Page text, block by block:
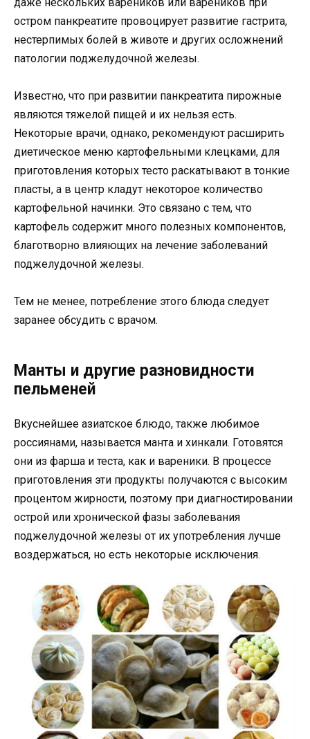
остром панкреатите провоцирует развитие гастрита,
нестерпимых болей в животе и других осложнений
патологии поджелудочной железы.
Известно, что при развитии панкреатита пирожные
являются тяжелой пищей и их нельзя есть.
Некоторые врачи, однако, рекомендуют расширить
диетическое меню картофельными клецками, для
приготовления которых тесто раскатывают в тонкие
пласты, а в центр кладут некоторое количество
картофельной начинки. Это связано с тем, что
картофель содержит много полезных компонентов,
благотворно влияющих на лечение заболеваний
поджелудочной железы.
Тем не менее, потребление этого блюда следует
заранее обсудить с врачом.
Манты и другие разновидности
пельменей
Вкуснейшее азиатское блюдо, также любимое
россиянами, называется манта и хинкали. Готовятся
они из фарша и теста, как и вареники. В процессе
приготовления эти продукты получаются с высоким
процентом жирности, поэтому при диагностировании
острой или хронической фазы заболевания
поджелудочной железы от их употребления лучше
воздержаться, но есть некоторые исключения.